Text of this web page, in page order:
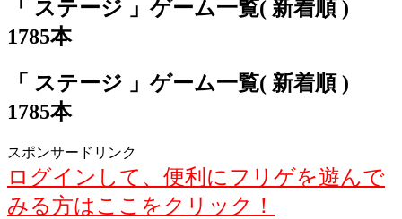
「 ステージ 」ゲーム一覧( 新着順 )
1785本
「 ステージ 」ゲーム一覧( 新着順 )
1785本
スポンサードリンク
ログインして、便利にフリゲを遊んで
みる方はここをクリック！